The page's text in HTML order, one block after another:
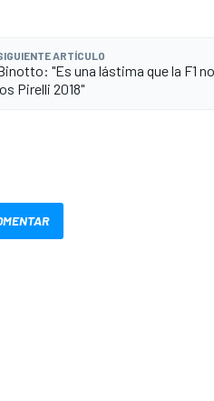
ARTÍCULO
"Es una lástima que la F1
Pirelli 2018"